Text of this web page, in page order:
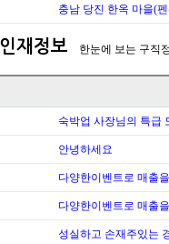
충남 당진 한옥 마을(
재정보 한눈에 보는 구직
숙박업 사장님의 특급
안녕하세요
다양한이벤트로 매출
다양한이벤트로 매출
성실하고 손재주있는